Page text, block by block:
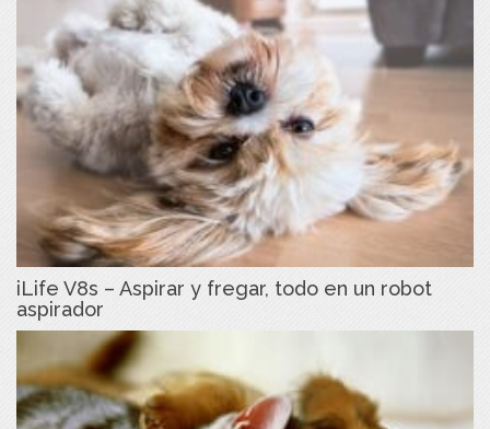
iLife V8s – Aspirar y fregar, todo en un robot
aspirador